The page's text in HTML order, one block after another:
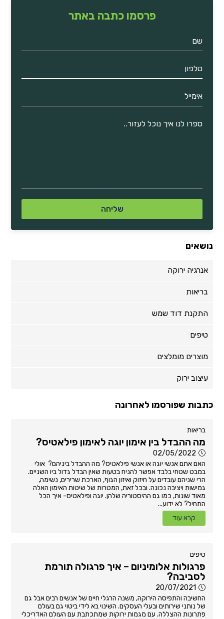
פרסמו כתבה באתר
נושאים
אנרגיה ירוקה
בריאות
התקנת דוד שמש
טיפים
מוצרים מומלצים
עיצוב ירוק
כתבות שפורסמו לאחרונה
בריאות
מה ההבדל בין אימון יוגה לאימון פילאטיס?
02/05/2022
האם אתם אנשי יוגה או אנשי פילאטיס? מה ההבדל ביניהם? אולי
במבט שטחי בלבד אפשר להניח בטעות שאין הבדל גדול ביו השניים.
הרי שניהם עובדים על חיזוק ואיזון הגוף, הארכת שרירים, נשימה,
גמישות ויציבה נכונה. ובכל זאת, המטרות של שיטות האימון האלה
מאוד שונות, כמו גם ההיסטוריה שלהן. יוגה ופילאטיס- איך הכל
התחיל? לא ידוע...
קרא עוד
טיפים
פרגולות אלומיניום – איך פרגולה תורמת
לסביבה?
20/07/2021
החשיבה והתפיסה הירוקה, משנה הרגלי חיים של אנשים רבים אבל גם
של נותני שירותים ובעלי העסקים. השינוי בא לידי ביטוי גם בעולם
פתרונות ההצללה. עם מגמות ירוקות שמתכתבת עם העולם האדריכלי